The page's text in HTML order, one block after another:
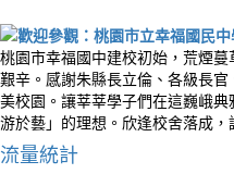
桃園市幸福國中建校初始，荒煙
艱辛。感謝朱縣長立倫、各級長
美校園。讓莘莘學子們在這巍峨
游於藝」的理想。欣逢校舍落成，
流量統計